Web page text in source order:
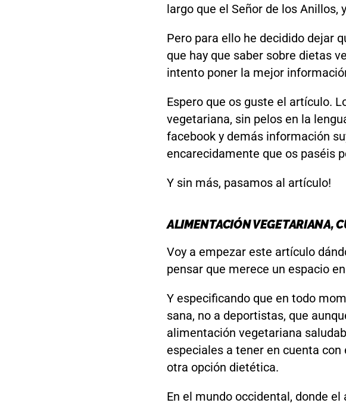
largo que el Señor de los Anillos,
Pero para ello he decidido dejar
que hay que saber sobre dietas
intento poner la mejor
Espero que os guste el artículo.
vegetariana, sin pelos en la
facebook y demás información
encarecidamente que os paséis
Y sin más, pasamos al artículo!
ALIMENTACIÓN VEGETARIANA,
Voy a empezar este artículo
pensar que merece un espacio
Y especificando que en todo
sana, no a deportistas, que
alimentación vegetariana
especiales a tener en cuenta
otra opción dietética.
En el mundo occidental, donde